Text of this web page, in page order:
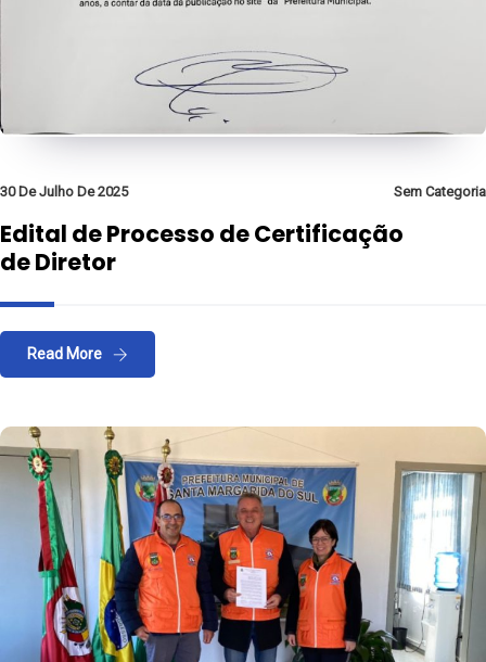
30 De Julho De 2025 Sem Categoria
Edital de Processo de Certificação
de Diretor
Read More